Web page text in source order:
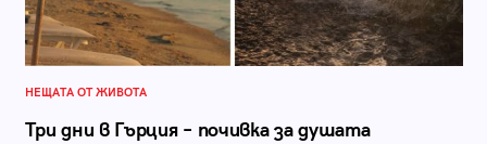
НЕЩАТА ОТ ЖИВОТА
Три дни в Гърция – почивка за душата